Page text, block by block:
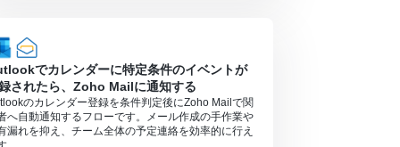
でカレンダーに特定条件のイベントが
されたら、Zoho Mailに通知する
のカレンダー登録を条件判定後にZoho Mailで関
へ自動通知するフローです。メール作成の手作業や
漏れを抑え、チーム全体の予定連絡を効率的に行え